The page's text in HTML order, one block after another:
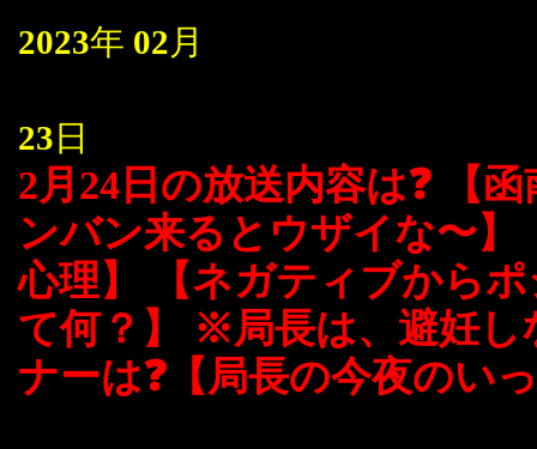
2023年 02月
23 日
2月24日の放送内容は❓ 【
ンバン来るとウザイな〜
心理】 【ネガティブから
て何？】 ※局長は、避妊し
ナーは❓【局長の今夜のい